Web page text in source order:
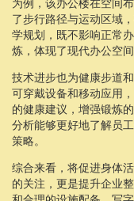
为例，该办公楼在空间
了步行路径与运动区域
学规划，既不影响正常
炼，体现了现代办公空
技术进步也为健康步道
可穿戴设备和移动应用
的健康建议，增强锻炼
分析能够更好地了解员
策略。
综合来看，将促进身体
的关注，更是提升企业